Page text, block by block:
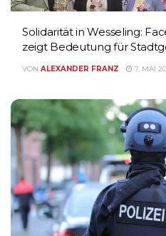
Solidarität in Wesseling:
zeigt Bedeutung für
VON ALEXANDER FRANZ 7. MAI